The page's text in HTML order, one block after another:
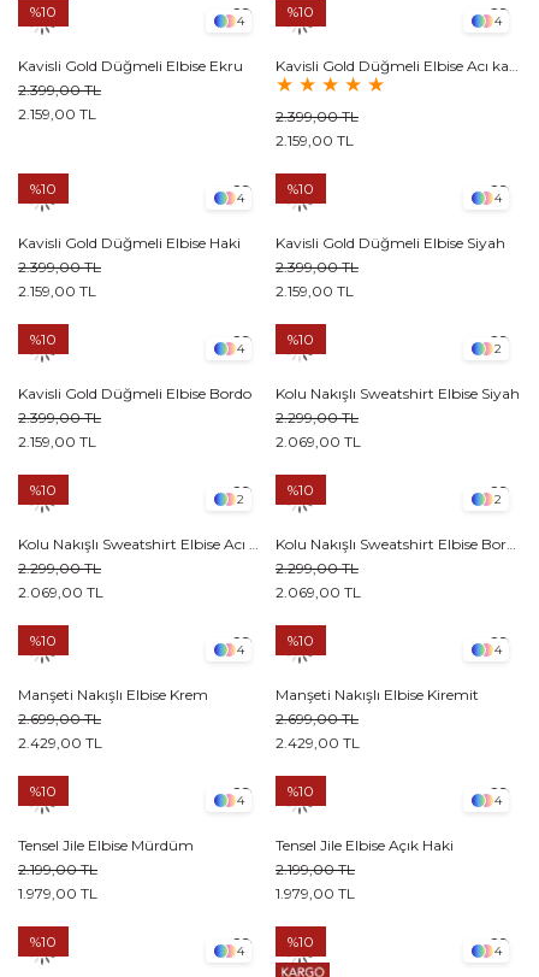
4
Kavisli Gold Düğmeli Elbise Ekru
2.159,00 TL
2.399,00 TL
%10
4
★ ★ ★ ★ ★
2.159,00 TL
2.399,00 TL
%10
4
Kavisli Gold Düğmeli Elbise Haki
2.159,00 TL
2.399,00 TL
%10
4
Kavisli Gold Düğmeli Elbise Siyah
2.159,00 TL
2.399,00 TL
%10
4
Kavisli Gold Düğmeli Elbise Bordo
2.159,00 TL
2.399,00 TL
%10
2
Kolu Nakışlı Sweatshirt Elbise Siyah
2.069,00 TL
2.299,00 TL
%10
2
2.069,00 TL
2.299,00 TL
%10
2
2.069,00 TL
2.299,00 TL
%10
4
Manşeti Nakışlı Elbise Krem
2.429,00 TL
2.699,00 TL
%10
4
Manşeti Nakışlı Elbise Kiremit
2.429,00 TL
2.699,00 TL
%10
4
Tensel Jile Elbise Mürdüm
1.979,00 TL
2.199,00 TL
%10
4
Tensel Jile Elbise Açık Haki
1.979,00 TL
2.199,00 TL
%10
4
%10
4
%10